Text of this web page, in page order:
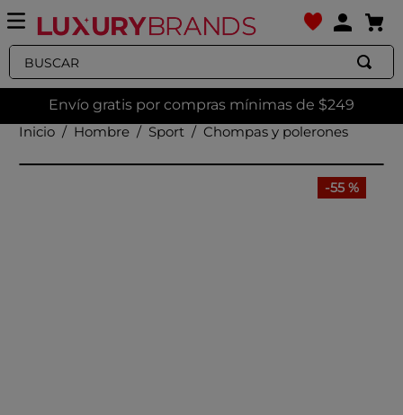
Buscar
Envío gratis por compras mínimas de $249
Hombre
Sport Chompas y polerones
-55 %